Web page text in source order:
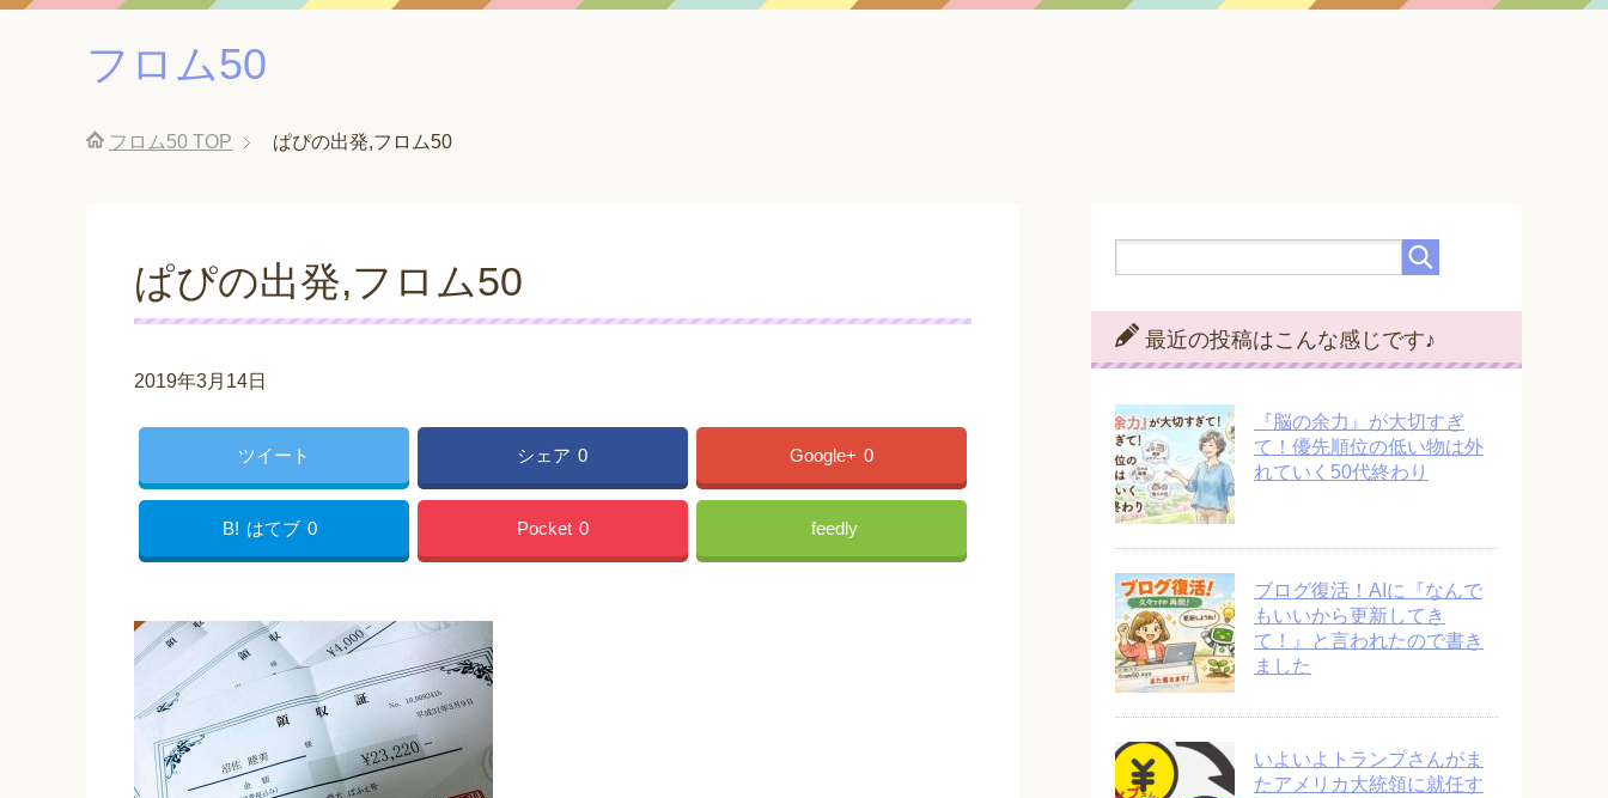
フロム50
フロム50 TOP ぱぴの出発,フロム50
ぱぴの出発,フロム50
2019年3月14日
ツイート シェア 0 Google+ 0
B! はてブ 0 Pocket 0 feedly
最近の投稿はこんな感じです♪
『脳の余力』が大切すぎ
て！優先順位の低い物は外
れていく50代終わり
ブログ復活！AIに『なんで
もいいから更新してき
て！』と言われたので書き
ました
いよいよトランプさんがま
たアメリカ大統領に就任す